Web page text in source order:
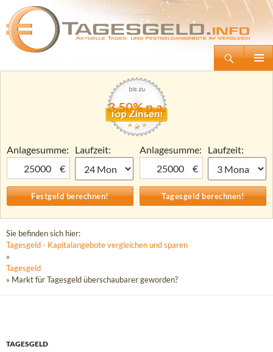
Tagesgeld.info – Tagesgeldkonten vergleichen und Tagesgeld-Zinsen berechnen
Zum
3,50% p.a.
Anlagesumme:
€
Laufzeit:
Anlagesumme:
€
Laufzeit:
Sie befinden sich hier:
Tagesgeld - Kapitalangebote vergleichen und sparen
»
Tagesgeld
» Markt für Tagesgeld überschaubarer geworden?
TAGESGELD